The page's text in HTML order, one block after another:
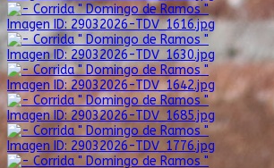
Imagen ID: 29032026-TDV_1616.jpg
Imagen ID: 29032026-TDV_1630.jpg
Imagen ID: 29032026-TDV_1642.jpg
Imagen ID: 29032026-TDV_1685.jpg
Imagen ID: 29032026-TDV_1776.jpg